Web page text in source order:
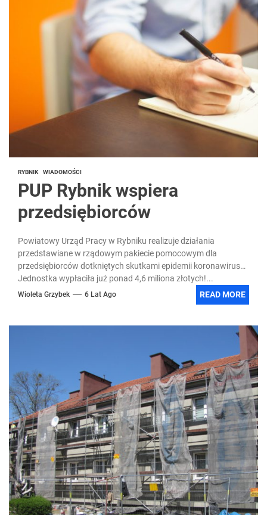
RYBNIK WIADOMOŚCI
PUP Rybnik wspiera
przedsiębiorców
Powiatowy Urząd Pracy w Rybniku realizuje działania
przedstawiane w rządowym pakiecie pomocowym dla
przedsiębiorców dotkniętych skutkami epidemii koronawirusa.
Jednostka wypłaciła już ponad 4,6 miliona złotych!...
Wioleta Grzybek 6 Lat Ago READ MORE